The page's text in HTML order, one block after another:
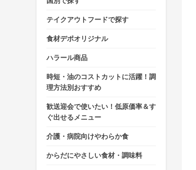
テイクアウトフードで探す
食材デポオリジナル
ハラール商品
時短・油のコストカットに活躍！調
理方法別おすすめ
歓送迎会で使いたい！低原価率＆す
ぐ出せるメニュー
介護・病院向けやわらか食
からだにやさしい食材・調味料